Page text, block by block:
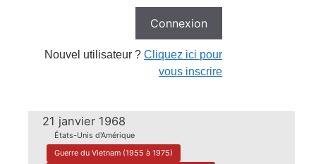
Nouvel utilisateur ?Cliquez ici pour
vous inscrire
21 janvier 1968
États-Unis d'Amérique
Guerre du Vietnam (1955 à 1975)